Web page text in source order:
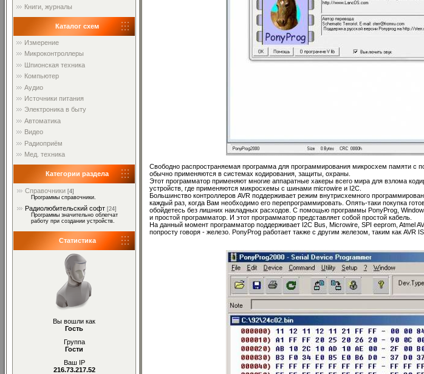
Книги, журналы
Каталог схем
Измерение
Микроконтроллеры
Шпионская техника
Компьютер
Аудио
Источники питания
Электроника в быту
Автоматика
Видео
Радиоприём
Мед. техника
Категории раздела
Справочники [4]
Программы справочники.
Радиолюбительский софт [24]
Программы значительно облегчат
работу при создании устройств.
Статистика
Вы вошли как
Гость
Группа
Гости
Ваш IP
216.73.217.52
Свободно распространяемая программа для программирования микросхем памяти с
обычно применяются в системах кодирования, защиты, охраны.
Этот программатор применяют многие аппаратные хакеры всего мира для взлома
устройств, где применяются микросхемы с шинами microwire и I2C.
Большинство контроллеров AVR поддерживает режим внутрисхемного
каждый раз, когда Вам необходимо его перепрограммировать. Опять-таки покупка
обойдетесь без лишних накладных расходов. С помощью программы PonyProg,
и простой программатор. И этот программатор представляет собой простой кабель.
На данный момент программатор поддерживает I2C Bus, Microwire, SPI eeprom, Atmel
попросту говоря - железо. PonyProg работает также с другим железом, таким как AVR